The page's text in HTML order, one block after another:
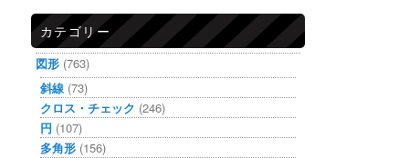
カテゴリー
図形 (763)
斜線 (73)
クロス・チェック (246)
円 (107)
多角形 (156)